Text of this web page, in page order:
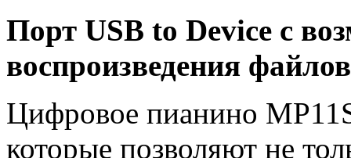
Порт USB to Device с
воспроизведения
Цифровое пианино
которые позволяют не